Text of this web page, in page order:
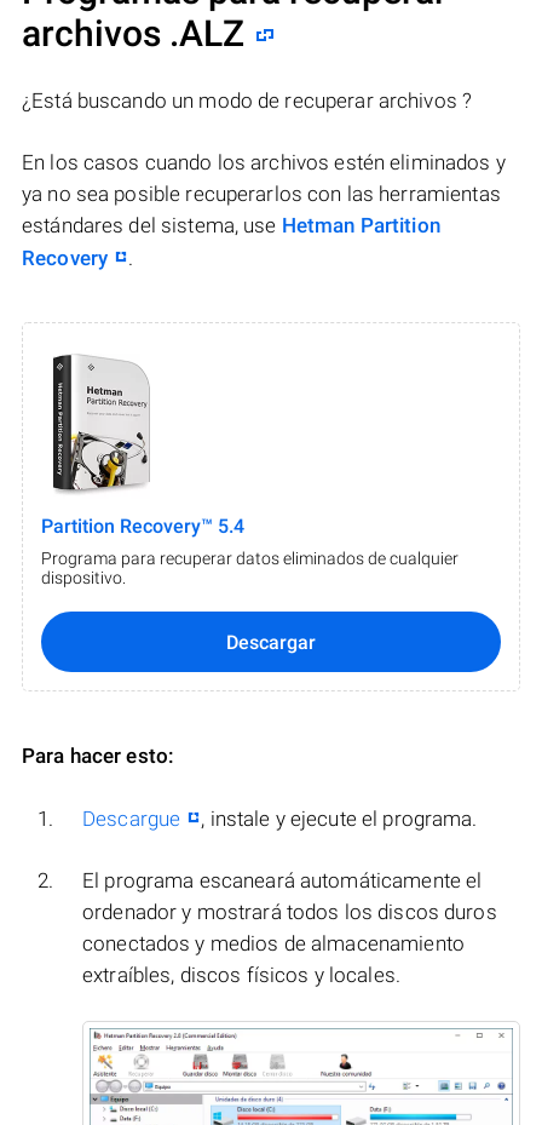
archivos .ALZ
¿Está buscando un modo de recuperar archivos ?
En los casos cuando los archivos estén eliminados y
ya no sea posible recuperarlos con las herramientas
estándares del sistema, use Hetman Partition
Recovery
.
Partition Recovery™ 5.4
Programa para recuperar datos eliminados de cualquier
dispositivo.
Descargar
Para hacer esto:
Descargue , instale y ejecute el programa.
El programa escaneará automáticamente el
ordenador y mostrará todos los discos duros
conectados y medios de almacenamiento
extraíbles, discos físicos y locales.